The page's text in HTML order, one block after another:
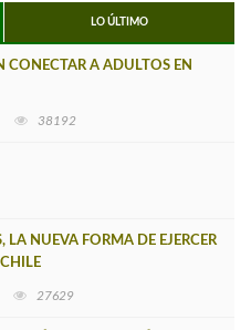
LO ÚLTIMO
CONECTAR A ADULTOS EN
38192
LA NUEVA FORMA DE EJERCER
27629